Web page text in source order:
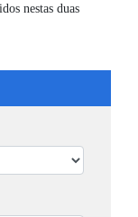
nestas duas